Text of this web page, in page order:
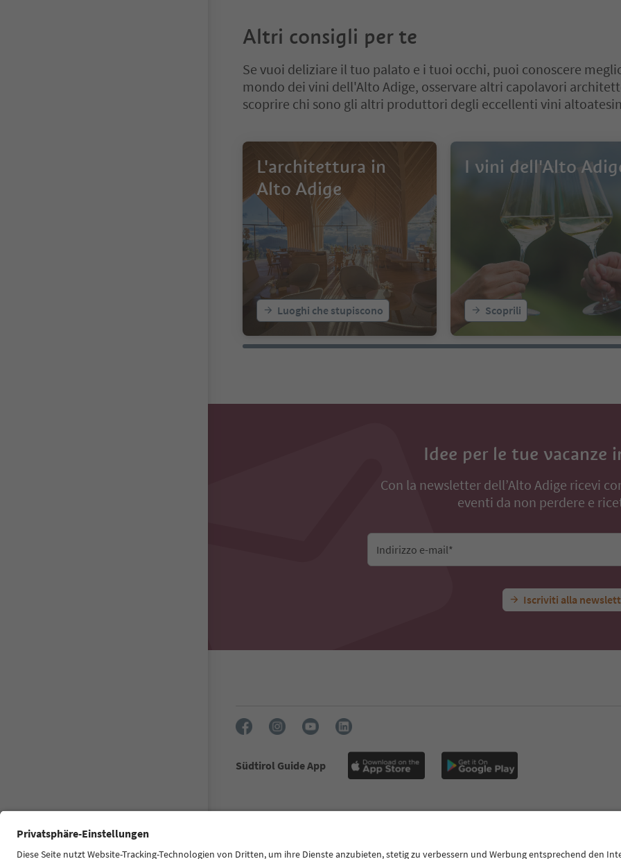
Altri consigli per te
Se vuoi deliziare il tuo palato e i tuoi occhi, puoi conoscere
mondo dei vini dell'Alto Adige, osservare altri capolavori
scoprire chi sono gli altri produttori degli eccellenti vini
L'architettura in
Alto Adige
Luoghi che stupiscono
I vini dell'Alto
Scoprili
Idee per le tue vacanze
Con la newsletter dell’Alto Adige ricevi
eventi da non perdere e
Indirizzo e-mail*
Iscriviti alla
Südtirol Guide App